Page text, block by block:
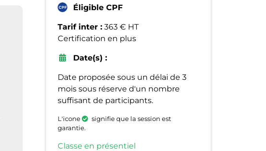
Éligible CPF
Tarif inter : 363 € HT
Certification en plus
Date(s) :
Date proposée sous un délai de 3
mois sous réserve d'un nombre
suffisant de participants.
L'icone
signifie que la session est
garantie.
Classe en présentiel